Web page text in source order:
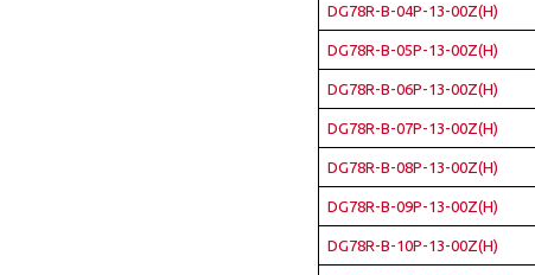
DG78R-B-04P-13-00Z(H)
DG78R-B-05P-13-00Z(H)
DG78R-B-06P-13-00Z(H)
DG78R-B-07P-13-00Z(H)
DG78R-B-08P-13-00Z(H)
DG78R-B-09P-13-00Z(H)
DG78R-B-10P-13-00Z(H)